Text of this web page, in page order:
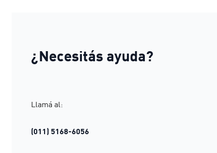
¿Necesitás ayuda?
Llamá al:
(011) 5168-6056